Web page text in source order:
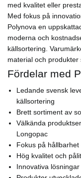
med kvalitet eller
Med fokus på
Polynova en
moderna och
källsortering.
material och produkter
Fördelar med
Ledande svensk
källsortering
Brett sortiment av
Välkända
Longopac
Fokus på
Hög kvalitet och
Innovativa